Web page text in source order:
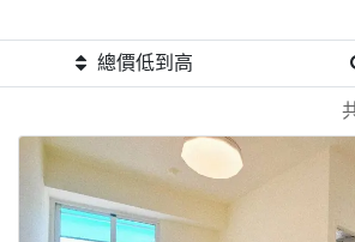
總價低到高